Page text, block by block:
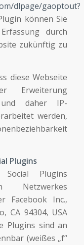
dlpage/gaoptout?
können Sie
durch
zukünftig zu
diese Webseite
Erweiterung
und daher IP-
werden,
Plugins
Social Plugins
Netzwerkes
Facebook Inc.,
CA 94304, USA
Plugins sind an
(weißes „f“